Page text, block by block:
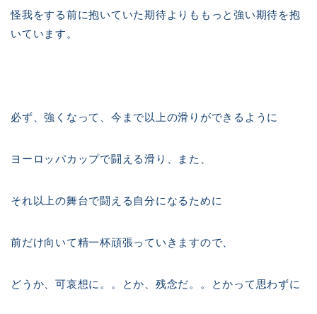
怪我をする前に抱いていた期待よりももっと強い期待を抱
いています。
必ず、強くなって、今まで以上の滑りができるように
ヨーロッパカップで闘える滑り、また、
それ以上の舞台で闘える自分になるために
前だけ向いて精一杯頑張っていきますので、
どうか、可哀想に。。とか、残念だ。。とかって思わずに